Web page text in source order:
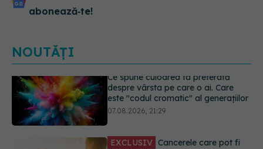
abonează‑te!
NOUTĂȚI
EXCLUSIV Cancerele care pot fi
prevenite. Dr. Sorin Bogdan
(SANADOR): Au metode de
07.08.2026, 20:09